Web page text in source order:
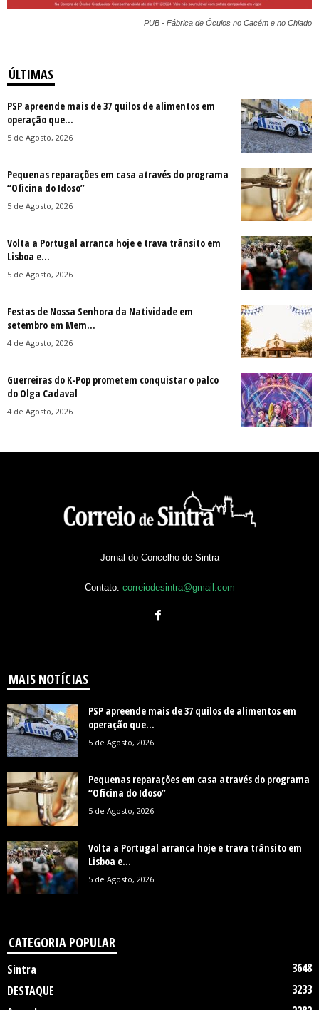
PUB - Fábrica de Óculos no Cacém e no Chiado
ÚLTIMAS
PSP apreende mais de 37 quilos de alimentos em
operação que...
5 de Agosto, 2026
Pequenas reparações em casa através do programa
“Oficina do Idoso”
5 de Agosto, 2026
Volta a Portugal arranca hoje e trava trânsito em
Lisboa e...
5 de Agosto, 2026
Festas de Nossa Senhora da Natividade em
setembro em Mem...
4 de Agosto, 2026
Guerreiras do K-Pop prometem conquistar o palco
do Olga Cadaval
4 de Agosto, 2026
Jornal do Concelho de Sintra
Contato: correiodesintra@gmail.com
MAIS NOTÍCIAS
PSP apreende mais de 37 quilos de alimentos em
operação que...
5 de Agosto, 2026
Pequenas reparações em casa através do programa
“Oficina do Idoso”
5 de Agosto, 2026
Volta a Portugal arranca hoje e trava trânsito em
Lisboa e...
5 de Agosto, 2026
CATEGORIA POPULAR
Sintra
3648
DESTAQUE
3233